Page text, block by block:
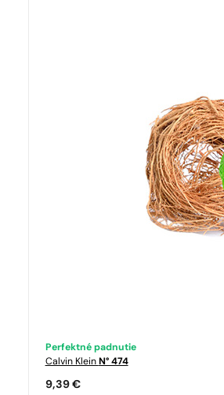
Perfektné padnutie
Calvin Klein N° 474
9,39 €